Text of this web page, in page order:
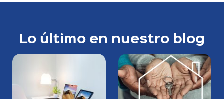
Lo último en nuestro blog